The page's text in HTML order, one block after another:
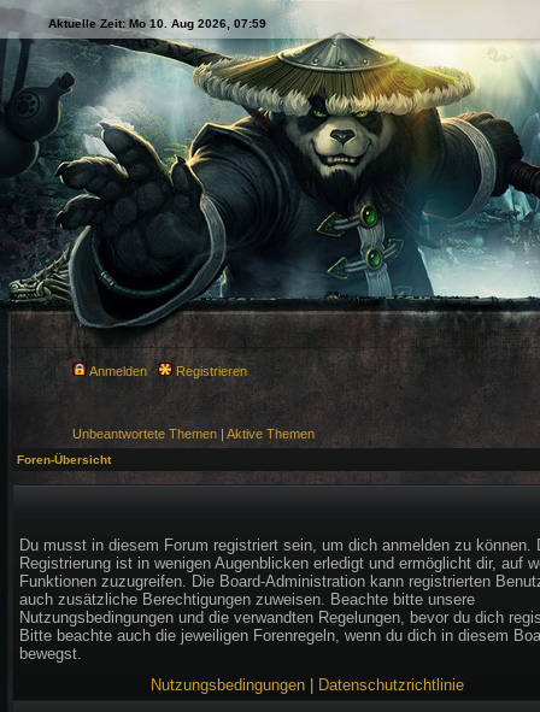
Aktuelle Zeit: Mo 10. Aug 2026, 07:59
Anmelden Registrieren
Unbeantwortete Themen | Aktive Themen
Foren-Übersicht
Du musst in diesem Forum registriert sein, um dich anmelden zu können.
Registrierung ist in wenigen Augenblicken erledigt und ermöglicht dir, auf
Funktionen zuzugreifen. Die Board-Administration kann registrierten
auch zusätzliche Berechtigungen zuweisen. Beachte bitte unsere
Nutzungsbedingungen und die verwandten Regelungen, bevor du dich
Bitte beachte auch die jeweiligen Forenregeln, wenn du dich in diesem
bewegst.
Nutzungsbedingungen
Datenschutzrichtlinie